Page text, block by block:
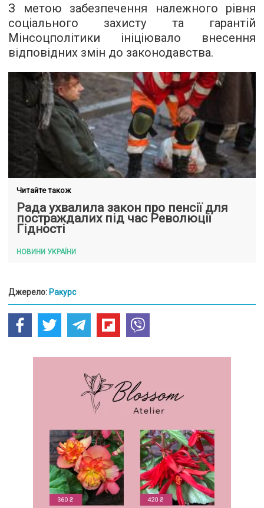
З метою забезпечення належного рівня
соціального захисту та гарантій
Мінсоцполітики ініціювало внесення
відповідних змін до законодавства.
Читайте також
Рада ухвалила закон про пенсії для
постраждалих під час Революції
Гідності
НОВИНИ УКРАЇНИ
Джерело: Ракурс